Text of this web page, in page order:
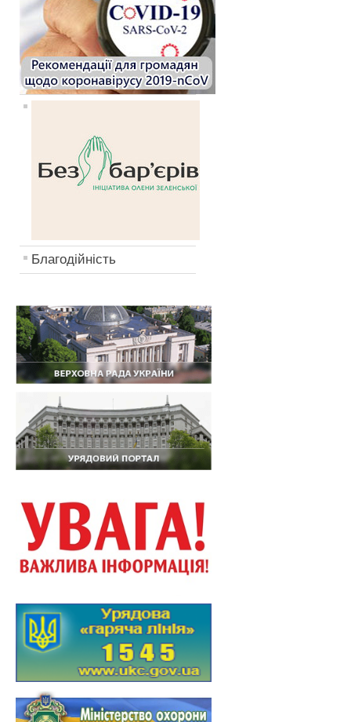
Благодійність